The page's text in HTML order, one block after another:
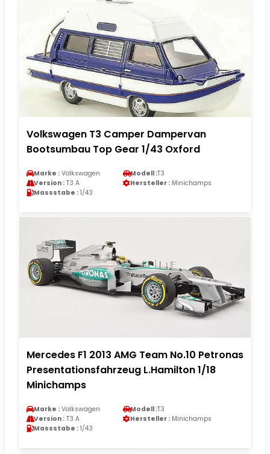
Volkswagen T3 Camper Dampervan
Bootsumbau Top Gear 1/43 Oxford
Marke : Volkswagen Modell :T3
Version : T3 A Hersteller : Minichamps
Massstabe : 1/43
Mercedes F1 2013 AMG Team No.10 Petronas
Presentationsfahrzeug L.Hamilton 1/18
Minichamps
Marke : Volkswagen Modell :T3
Version : T3 A Hersteller : Minichamps
Massstabe : 1/43